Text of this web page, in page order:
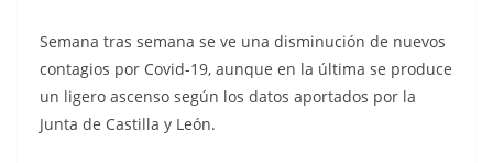
Semana tras semana se ve una disminución de nuevos
contagios por Covid-19, aunque en la última se produce
un ligero ascenso según los datos aportados por la
Junta de Castilla y León.